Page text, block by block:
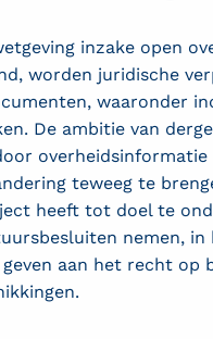
inzake open
worden juridische
waaronder
De ambitie van
teweeg te
heeft tot doel te
nemen,
aan het recht op